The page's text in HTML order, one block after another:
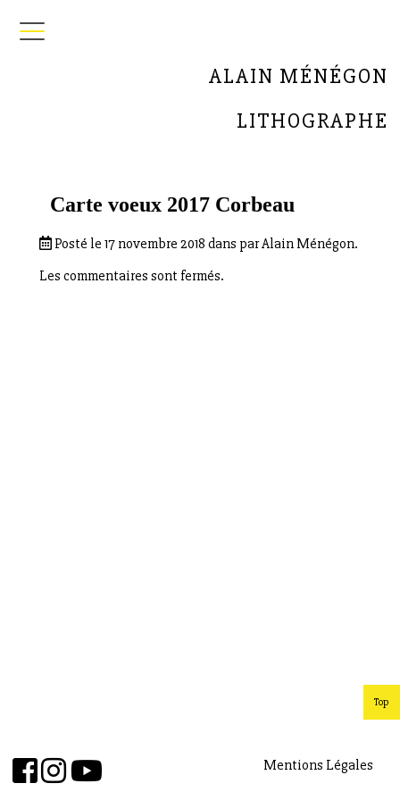
ALAIN MÉNÉGON
LITHOGRAPHE
Carte voeux 2017 Corbeau
Posté le 17 novembre 2018 dans par Alain Ménégon.
Les commentaires sont fermés.
Mentions Légales
Top